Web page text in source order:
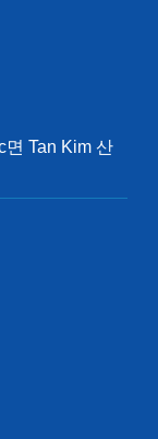
면 Tan Kim 산